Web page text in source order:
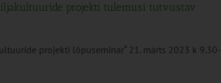
projekti tulemusi tutvustav
projekti lõpuseminar“ 21. märts 2023 k 9.30-